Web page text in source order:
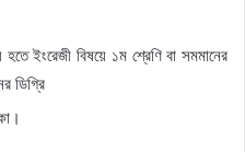
ইংরেজী বিষয়ে ১ম শ্রেণি বা সমমানের
ডিগ্রি